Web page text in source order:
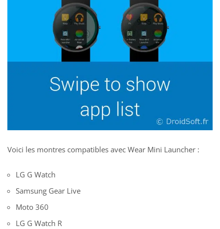
Voici les montres compatibles avec Wear Mini Launcher :
LG G Watch
Samsung Gear Live
Moto 360
LG G Watch R